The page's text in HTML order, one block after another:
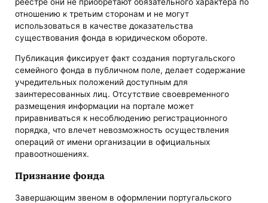
реестре они не приобретают обязательного характера по
отношению к третьим сторонам и не могут
использоваться в качестве доказательства
существования фонда в юридическом обороте.
Публикация фиксирует факт создания португальского
семейного фонда в публичном поле, делает содержание
учредительных положений доступным для
заинтересованных лиц. Отсутствие своевременного
размещения информации на портале может
приравниваться к несоблюдению регистрационного
порядка, что влечет невозможность осуществления
операций от имени организации в официальных
правоотношениях.
Признание фонда
Завершающим звеном в оформлении португальского